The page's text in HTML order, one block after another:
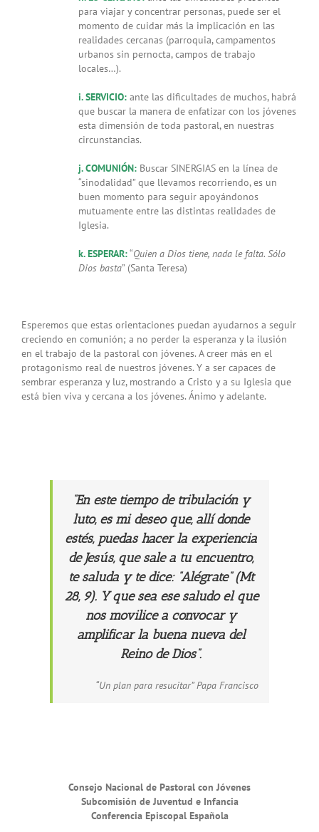
para viajar y concentrar personas, puede ser el
momento de cuidar más la implicación en las
realidades cercanas (parroquia, campamentos
urbanos sin pernocta, campos de trabajo
locales…).
i. SERVICIO: ante las dificultades de muchos, habrá
que buscar la manera de enfatizar con los jóvenes
esta dimensión de toda pastoral, en nuestras
circunstancias.
j. COMUNIÓN: Buscar SINERGIAS en la línea de
“sinodalidad” que llevamos recorriendo, es un
buen momento para seguir apoyándonos
mutuamente entre las distintas realidades de
Iglesia.
k. ESPERAR:“Quien a Dios tiene, nada le falta. Sólo
Dios basta” (Santa Teresa)
Esperemos que estas orientaciones puedan ayudarnos a seguir
creciendo en comunión; a no perder la esperanza y la ilusión
en el trabajo de la pastoral con jóvenes. A creer más en el
protagonismo real de nuestros jóvenes. Y a ser capaces de
sembrar esperanza y luz, mostrando a Cristo y a su Iglesia que
está bien viva y cercana a los jóvenes. Ánimo y adelante.
“En este tiempo de tribulación y
luto, es mi deseo que, allí donde
estés, puedas hacer la experiencia
de Jesús, que sale a tu encuentro,
te saluda y te dice: “Alégrate” (Mt
28, 9). Y que sea ese saludo el que
nos movilice a convocar y
amplificar la buena nueva del
Reino de Dios”.
“Un plan para resucitar” Papa Francisco
Consejo Nacional de Pastoral con Jóvenes
Subcomisión de Juventud e Infancia
Conferencia Episcopal Española